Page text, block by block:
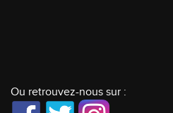
Ou retrouvez-nous sur :